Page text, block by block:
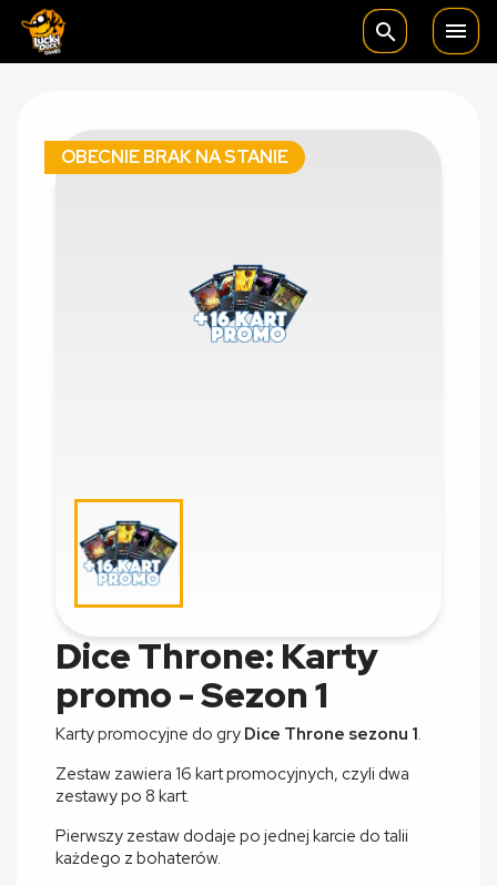
search 
OBECNIE BRAK NA STANIE
Dice Throne: Karty
promo - Sezon 1
Karty promocyjne do gry Dice Throne sezonu 1.
Zestaw zawiera 16 kart promocyjnych, czyli dwa
zestawy po 8 kart.
Pierwszy zestaw dodaje po jednej karcie do talii
każdego z bohaterów.